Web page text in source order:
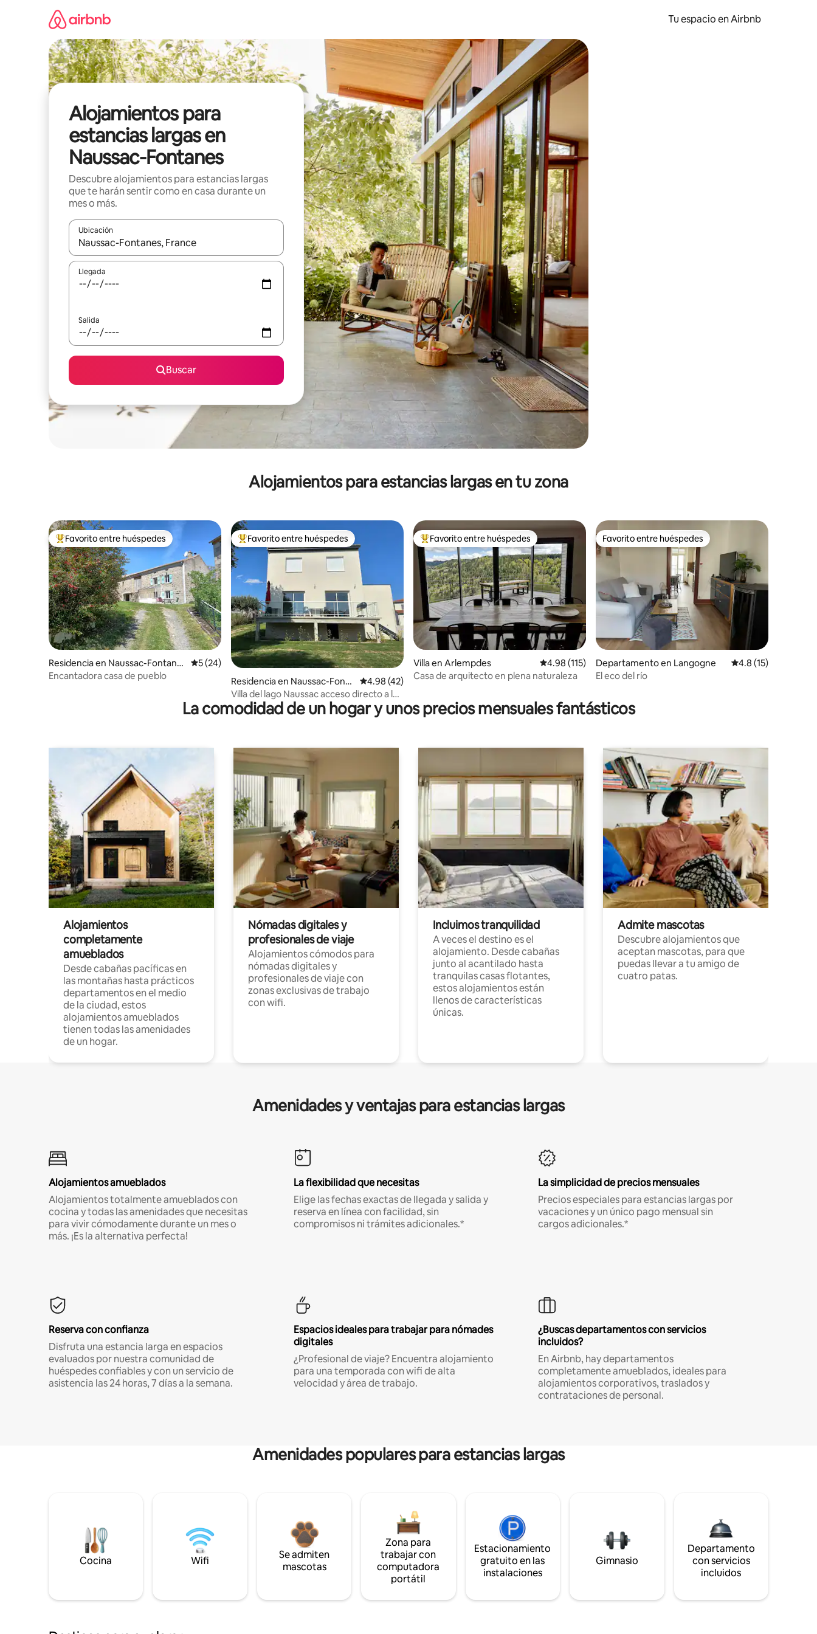
Tu espacio en Airbnb
Alojamientos para
estancias largas en
Naussac-Fontanes
Descubre alojamientos para estancias largas
que te harán sentir como en casa durante un
mes o más.
Ubicación
Cuando los resultados estén disponibles, podrás navegar usando las teclas de las flechas hacia arriba y hacia abajo, o bien tocando y deslizando la pantalla.
Llegada
Salida
Buscar
Alojamientos para estancias largas en tu zona
De los mejores en Favorito entre huéspedes
Favorito entre huéspedes
Residencia en Naussac-Fontane
s
Calificación promedio: 5 de 5; 24 evaluaciones
5 (24)
Encantadora casa de pueblo
De los mejores en Favorito entre huéspedes
Favorito entre huéspedes
Residencia en Naussac-Fonta
nes
Calificación promedio: 4.98 de 5; 42 evaluaciones
4.98 (42)
Villa del lago Naussac acceso directo a la
playa
De los mejores en Favorito entre huéspedes
Favorito entre huéspedes
Villa en Arlempdes Calificación promedio: 4.98 de 5; 115 evaluaciones
4.98 (115)
Casa de arquitecto en plena naturaleza
Favorito entre huéspedes
Favorito entre huéspedes
Departamento en Langogne Calificación
4.8 (15)
El eco del río
La comodidad de un hogar y unos precios mensuales fantásticos
Alojamientos
completamente
amueblados
Desde cabañas pacíficas en
las montañas hasta prácticos
departamentos en el medio
de la ciudad, estos
alojamientos amueblados
tienen todas las amenidades
de un hogar.
Nómadas digitales y
profesionales de viaje
Alojamientos cómodos para
nómadas digitales y
profesionales de viaje con
zonas exclusivas de trabajo
con wifi.
Incluimos tranquilidad
A veces el destino es el
alojamiento. Desde cabañas
junto al acantilado hasta
tranquilas casas flotantes,
estos alojamientos están
llenos de características
únicas.
Admite mascotas
Descubre alojamientos que
aceptan mascotas, para que
puedas llevar a tu amigo de
cuatro patas.
Amenidades y ventajas para estancias largas
Alojamientos amueblados
Alojamientos totalmente amueblados con
cocina y todas las amenidades que necesitas
para vivir cómodamente durante un mes o
más. ¡Es la alternativa perfecta!
La flexibilidad que necesitas
Elige las fechas exactas de llegada y salida y
reserva en línea con facilidad, sin
compromisos ni trámites adicionales.*
La simplicidad de precios mensuales
Precios especiales para estancias largas por
vacaciones y un único pago mensual sin
cargos adicionales.*
Reserva con confianza
Disfruta una estancia larga en espacios
evaluados por nuestra comunidad de
huéspedes confiables y con un servicio de
asistencia las 24 horas, 7 días a la semana.
Espacios ideales para trabajar para nómades
digitales
¿Profesional de viaje? Encuentra alojamiento
para una temporada con wifi de alta
velocidad y área de trabajo.
¿Buscas departamentos con servicios
incluidos?
En Airbnb, hay departamentos
completamente amueblados, ideales para
alojamientos corporativos, traslados y
contrataciones de personal.
Amenidades populares para estancias largas
Cocina Wifi
Se admiten
mascotas
Zona para
trabajar con
computadora
portátil
Estacionamiento
gratuito en las
instalaciones
Gimnasio
Departamento
con servicios
incluidos